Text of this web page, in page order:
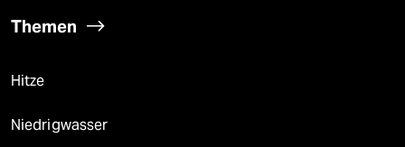
Themen
Hitze
Niedrigwasser